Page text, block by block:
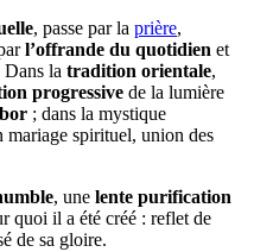
, passe par la prière,
l’offrande du quotidien et
Dans la tradition orientale,
progressive de la lumière
; dans la mystique
mariage spirituel, union des
, une lente purification
quoi il a été créé : reflet de
de sa gloire.